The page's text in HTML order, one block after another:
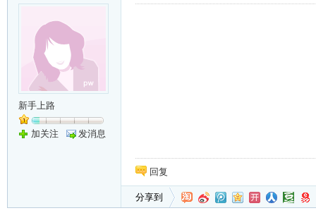
新手上路
加关注 发消息
回复
分享到